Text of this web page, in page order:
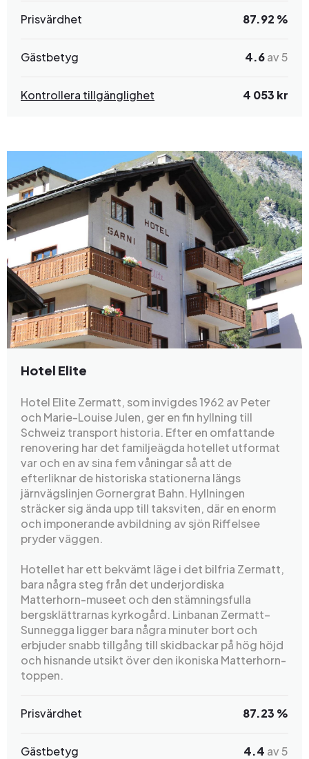
Prisvärdhet 87.92 %
Gästbetyg 4.6av 5
Kontrollera tillgänglighet 4 053 kr
Hotel Elite
Hotel Elite Zermatt, som invigdes 1962 av Peter
och Marie-Louise Julen, ger en fin hyllning till
Schweiz transport historia. Efter en omfattande
renovering har det familjeägda hotellet utformat
var och en av sina fem våningar så att de
efterliknar de historiska stationerna längs
järnvägslinjen Gornergrat Bahn. Hyllningen
sträcker sig ända upp till taksviten, där en enorm
och imponerande avbildning av sjön Riffelsee
pryder väggen.
Hotellet har ett bekvämt läge i det bilfria Zermatt,
bara några steg från det underjordiska
Matterhorn-museet och den stämningsfulla
bergsklättrarnas kyrkogård. Linbanan Zermatt–
Sunnegga ligger bara några minuter bort och
erbjuder snabb tillgång till skidbackar på hög höjd
och hisnande utsikt över den ikoniska Matterhorn-
toppen.
Prisvärdhet 87.23 %
Gästbetyg 4.4 av 5